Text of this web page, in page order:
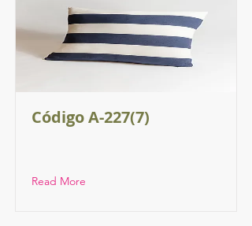
Código A-227(7)
Read More